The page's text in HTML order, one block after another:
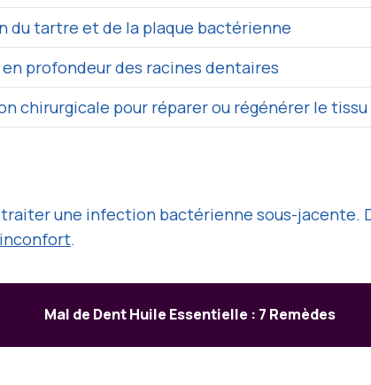
du tartre et de la plaque bactérienne
profondeur des racines dentaires
chirurgicale pour réparer ou régénérer le tissu
une infection bactérienne sous-jacente.
.
Mal de Dent Huile Essentielle : 7 Remèdes